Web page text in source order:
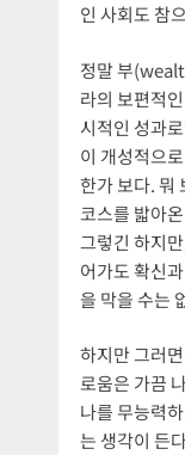
인 사회도 참
정말 부
라의 보편적
시적인 성과
이 개성적으
한가 보다. 뭐
코스를 밟아
그렇긴 하지
어가도 확신
을 막을 수는
하지만 그러
로움은 가끔
나를 무능력
는 생각이 든